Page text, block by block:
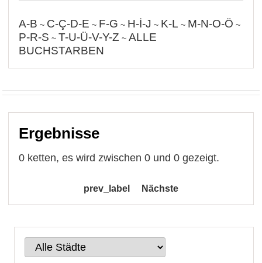
A-B ~ C-Ç-D-E ~ F-G ~ H-İ-J ~ K-L ~ M-N-O-Ö ~
P-R-S ~ T-U-Ü-V-Y-Z ~ALLE
BUCHSTARBEN
Ergebnisse
0 ketten, es wird zwischen 0 und 0 gezeigt.
prev_label Nächste